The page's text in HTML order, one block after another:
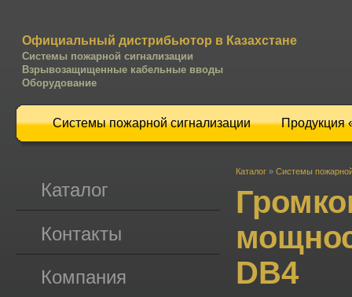
Официальный дистрибьютор в Казахстане
Системы пожарной сигнализации
Взрывозащищенные кабельные вводы
Оборудование
Системы пожарной сигнализации Продукция
Каталог» Системы
DB4
Каталог
Контакты
Компания